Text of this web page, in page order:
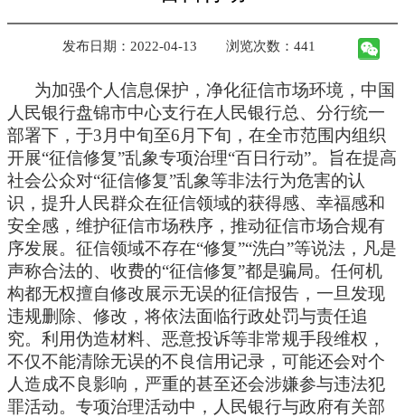
发布日期：2022-04-13 浏览次数：441
为加强个人信息保护，净化征信市场环境，中国
人民银行盘锦市中心支行在人民银行总、分行统一
部署下，于3月中旬至6月下旬，在全市范围内组织
开展“征信修复”乱象专项治理“百日行动”。旨在提高
社会公众对“征信修复”乱象等非法行为危害的认
识，提升人民群众在征信领域的获得感、幸福感和
安全感，维护征信市场秩序，推动征信市场合规有
序发展。征信领域不存在“修复”“洗白”等说法，凡是
声称合法的、收费的“征信修复”都是骗局。任何机
构都无权擅自修改展示无误的征信报告，一旦发现
违规删除、修改，将依法面临行政处罚与责任追
究。利用伪造材料、恶意投诉等非常规手段维权，
不仅不能清除无误的不良信用记录，可能还会对个
人造成不良影响，严重的甚至还会涉嫌参与违法犯
罪活动。专项治理活动中，人民银行与政府有关部